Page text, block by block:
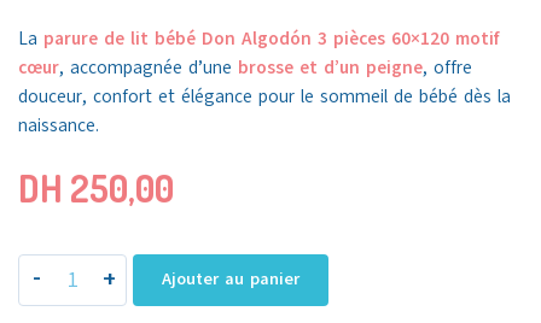
La parure de lit bébé Don Algodón 3 pièces 60×120 motif
cœur, accompagnée d’une brosse et d’un peigne, offre
douceur, confort et élégance pour le sommeil de bébé dès la
naissance.
DH 250,00
- + Ajouter au panier